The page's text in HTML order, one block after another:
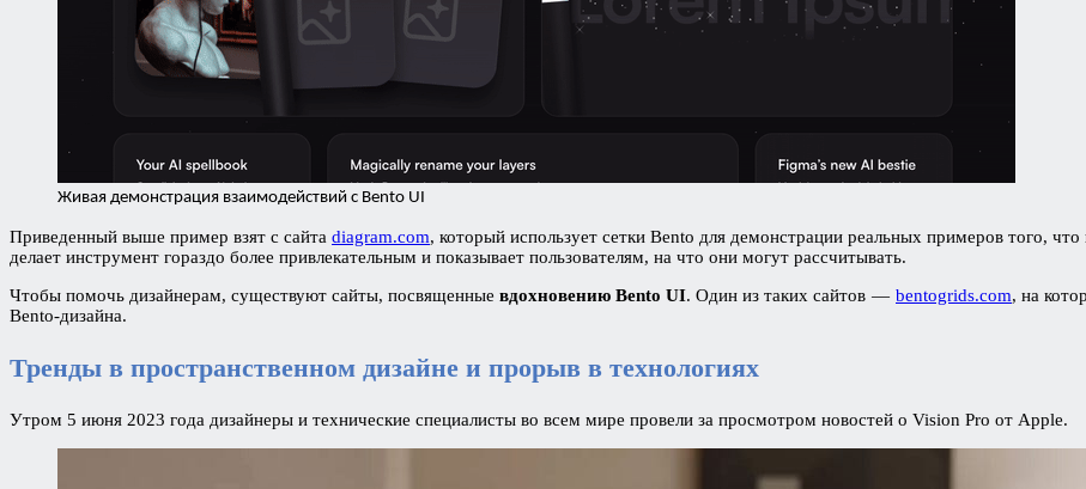
Живая демонстрация взаимодействий с Bento UI
Приведенный выше пример взят с сайта diagram.com, который использует сетки Bento для демонстрации реальных примеров того,
делает инструмент гораздо более привлекательным и показывает пользователям, на что они могут рассчитывать.
Чтобы помочь дизайнерам, существуют сайты, посвященные вдохновению Bento UI. Один из таких сайтов — bentogrids.com, на
Bento-дизайна.
Тренды в пространственном дизайне и прорыв в технологиях
Утром 5 июня 2023 года дизайнеры и технические специалисты во всем мире провели за просмотром новостей о Vision Pro от Apple.